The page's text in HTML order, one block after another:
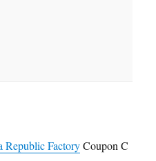
Republic FactoryCoupon C